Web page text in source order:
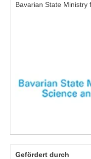
Bavarian State Ministry
Gefördert durch